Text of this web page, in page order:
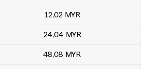
12,02 MYR
24,04 MYR
48,08 MYR